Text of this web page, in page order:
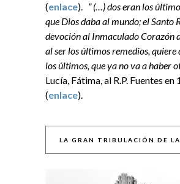
(enlace). ” (…) dos eran los
que Dios daba al mundo; el Santo
devoción al Inmaculado Corazón
al ser los últimos remedios, quiere
los últimos, que ya no va a haber
Lucía, Fátima, al R.P. Fuentes en
(enlace).
LA GRAN TRIBULACIÓN DE